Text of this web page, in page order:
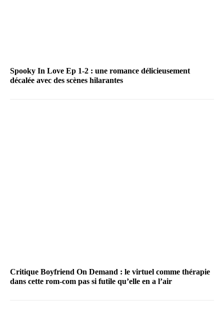
Spooky In Love Ep 1-2 : une romance délicieusement
décalée avec des scènes hilarantes
Critique Boyfriend On Demand : le virtuel comme thérapie
dans cette rom-com pas si futile qu’elle en a l’air